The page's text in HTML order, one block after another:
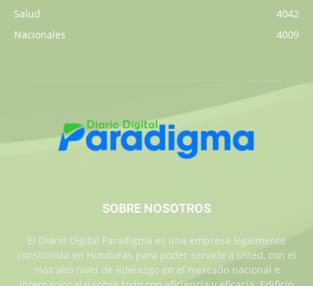
Salud
4042
Nacionales
4009
SOBRE NOSOTROS
El Diario Digital Paradigma es una empresa legalmente
constituida en Honduras para poder servirle a usted, con el
más alto nivel de liderazgo en el mercado nacional e